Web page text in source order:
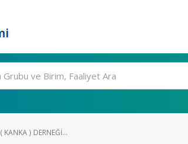
KANKA ) DERNEĞİ...